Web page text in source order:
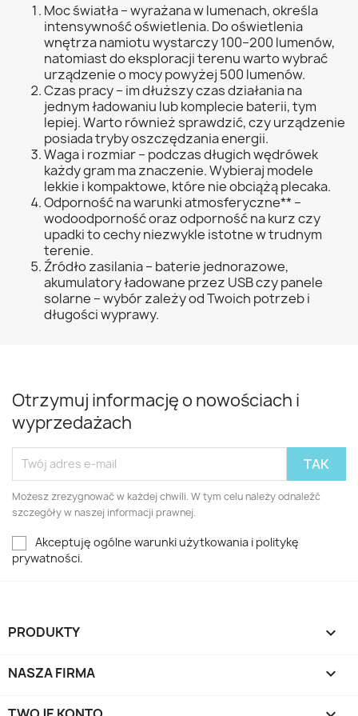
Moc światła – wyrażana w lumenach, określa
intensywność oświetlenia. Do oświetlenia
wnętrza namiotu wystarczy 100–200 lumenów,
natomiast do eksploracji terenu warto wybrać
urządzenie o mocy powyżej 500 lumenów.
Czas pracy – im dłuższy czas działania na
jednym ładowaniu lub komplecie baterii, tym
lepiej. Warto również sprawdzić, czy urządzenie
posiada tryby oszczędzania energii.
Waga i rozmiar – podczas długich wędrówek
każdy gram ma znaczenie. Wybieraj modele
lekkie i kompaktowe, które nie obciążą plecaka.
Odporność na warunki atmosferyczne** –
wodoodporność oraz odporność na kurz czy
upadki to cechy niezwykle istotne w trudnym
terenie.
Źródło zasilania – baterie jednorazowe,
akumulatory ładowane przez USB czy panele
solarne – wybór zależy od Twoich potrzeb i
długości wyprawy.
Otrzymuj informację o nowościach i
wyprzedażach
Możesz zrezygnować w każdej chwili. W tym celu należy odnaleźć
szczegóły w naszej informacji prawnej.
Akceptuję ogólne warunki użytkowania i politykę
prywatności.
PRODUKTY 
NASZA FIRMA 